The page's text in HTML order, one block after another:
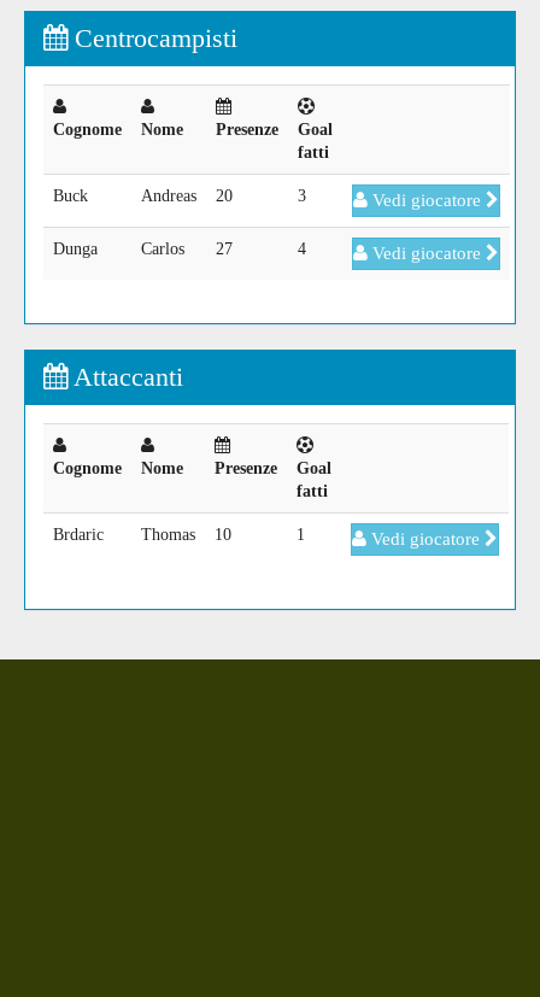
Centrocampisti
Cognome Nome Presenze
Goal
fatti
Buck Andreas 20 3 Vedi giocatore
Dunga Carlos 27 4 Vedi giocatore
Attaccanti
Cognome Nome Presenze
Goal
fatti
Brdaric Thomas 10 1 Vedi giocatore